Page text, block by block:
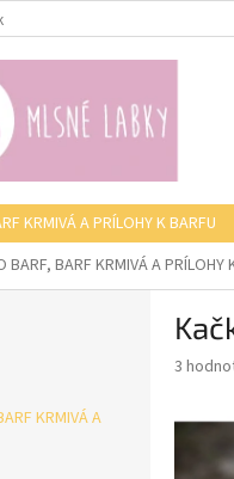
KRMIVÁ A PRÍLOHY K BARFU
BARF, BARF KRMIVÁ A PRÍLOHY
KRMIVÁ A
3